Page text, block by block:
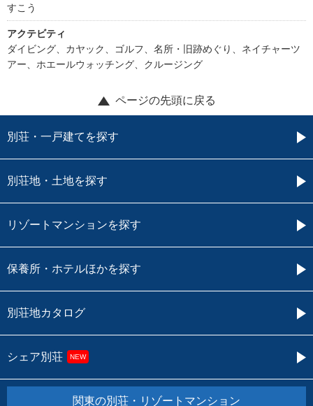
すこう
アクテビティ
ダイビング、カヤック、ゴルフ、名所・旧跡めぐり、ネイチャーツ
アー、ホエールウォッチング、クルージング
ページの先頭に戻る
別荘・一戸建てを探す
別荘地・土地を探す
リゾートマンションを探す
保養所・ホテルほかを探す
別荘地カタログ
シェア別荘 NEW
関東の別荘・リゾートマンション